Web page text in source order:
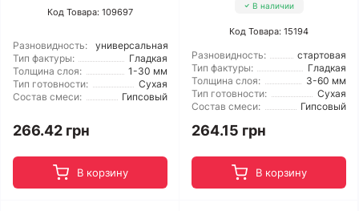
Код Товара: 109697
Разновидность:
универсальная
Тип фактуры:
Гладкая
Толщина слоя:
1-30 мм
Тип готовности:
Сухая
Состав смеси:
Гипсовый
266.42 грн
В корзину
В наличии
Код Товара: 15194
Разновидность:
стартовая
Тип фактуры:
Гладкая
Толщина слоя:
3-60 мм
Тип готовности:
Сухая
Состав смеси:
Гипсовый
264.15 грн
В корзину